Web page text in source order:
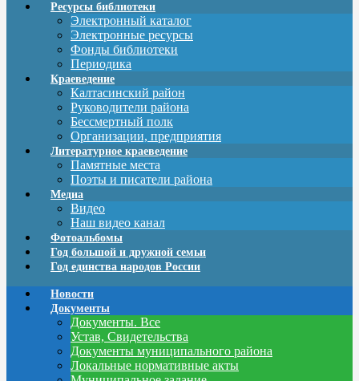
Ресурсы библиотеки
Электронный каталог
Электронные ресурсы
Фонды библиотеки
Периодика
Краеведение
Калтасинский район
Руководители района
Бессмертный полк
Организации, предприятия
Литературное краеведение
Памятные места
Поэты и писатели района
Медиа
Видео
Наш видео канал
Фотоальбомы
Год большой и дружной семьи
Год единства народов России
Новости
Документы
Документы. Все
Устав, Свидетельства
Документы муниципального района
Локальные нормативные акты